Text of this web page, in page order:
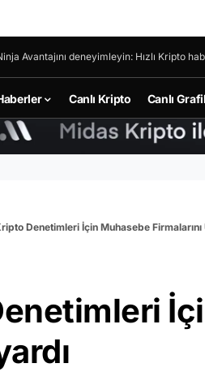
Avantajını deneyimleyin: Hızlı Kripto
Canlı Kripto Canlı
Denetimleri İçin Muhasebe Firmalarını